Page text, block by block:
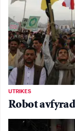
UTRIKES
Robot